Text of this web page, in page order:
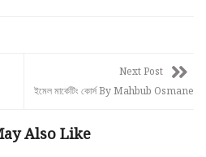
Next Post
ইমেল মার্কেটিং কোর্স By Mahbub Osmane
Also Like